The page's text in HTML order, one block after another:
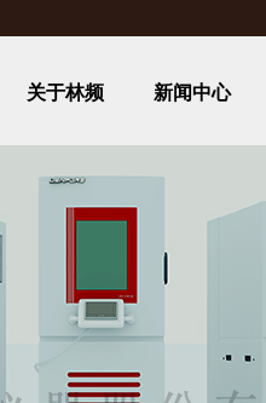
关于林频 新闻中心